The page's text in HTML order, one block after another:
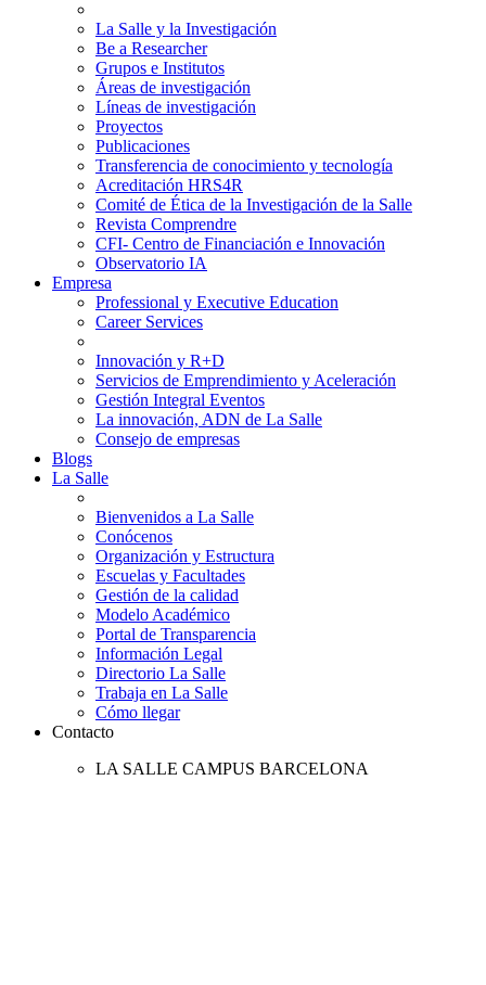
La Salle y la Investigación
Be a Researcher
Grupos e Institutos
Áreas de investigación
Líneas de investigación
Proyectos
Publicaciones
Transferencia de conocimiento y tecnología
Acreditación HRS4R
Comité de Ética de la Investigación de la Salle
Revista Comprendre
CFI- Centro de Financiación e Innovación
Observatorio IA
Empresa
Professional y Executive Education
Career Services
Innovación y R+D
Servicios de Emprendimiento y Aceleración
Gestión Integral Eventos
La innovación, ADN de La Salle
Consejo de empresas
Blogs
La Salle
Bienvenidos a La Salle
Conócenos
Organización y Estructura
Escuelas y Facultades
Gestión de la calidad
Modelo Académico
Portal de Transparencia
Información Legal
Directorio La Salle
Trabaja en La Salle
Cómo llegar
Contacto
LA SALLE CAMPUS BARCELONA